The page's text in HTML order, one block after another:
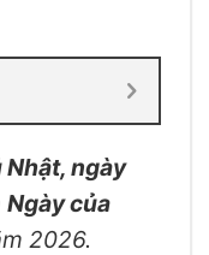
Nhật, ngày
Ngày của
2026.